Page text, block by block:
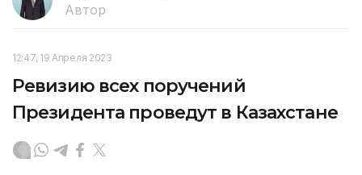
Автор
12:47, 19 Апреля 2023
Ревизию всех поручений
Президента проведут в Казахстане